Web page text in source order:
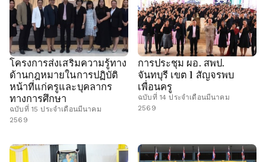
โครงการส่งเสริมความรู้ทาง
ด้านกฎหมายในการปฏิบัติ
หน้าที่แก่ครูและบุคลากร
ทางการศึกษา
ฉบับที่ 15 ประจำเดือนมีนาคม
2569
การประชุม ผอ. สพป.
จันทบุรี เขต 1 สัญจรพบ
เพื่อนครู
ฉบับที่ 14 ประจำเดือนมีนาคม
2569